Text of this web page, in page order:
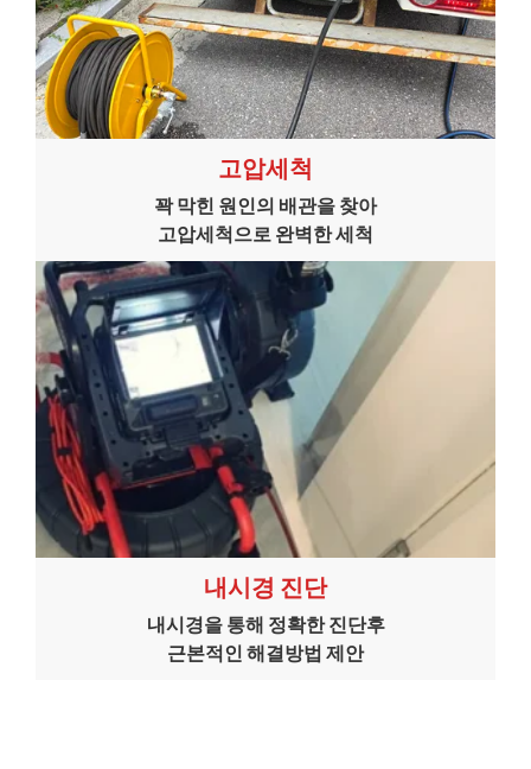
고압세척
꽉 막힌 원인의 배관을 찾아
고압세척으로 완벽한 세척
내시경 진단
내시경을 통해 정확한 진단후
근본적인 해결방법 제안